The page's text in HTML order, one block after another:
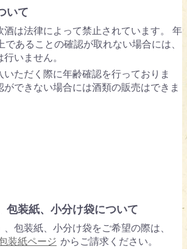
いて
酒は法律によって禁止されています。 年
であることの確認が取れない場合には、
いません。
いただく際に年齢確認を行っておりま
ができない場合には酒類の販売はできま
包装紙、小分け袋について
包装紙、小分け袋をご希望の際は、
装紙ページ からご請求ください。